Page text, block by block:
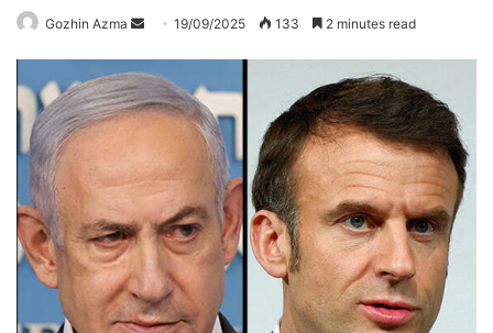
Gozhin Azma
Send
email
19/09/2025 133 2 minutes read